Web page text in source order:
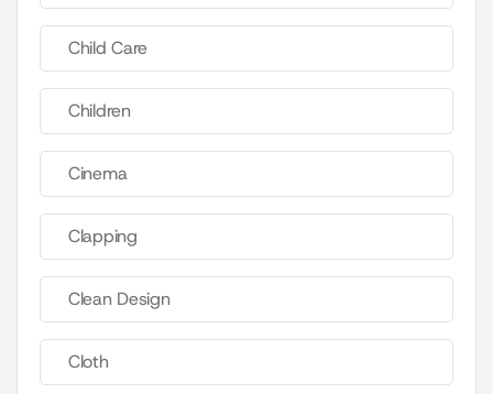
Child Care
Children
Cinema
Clapping
Clean Design
Cloth